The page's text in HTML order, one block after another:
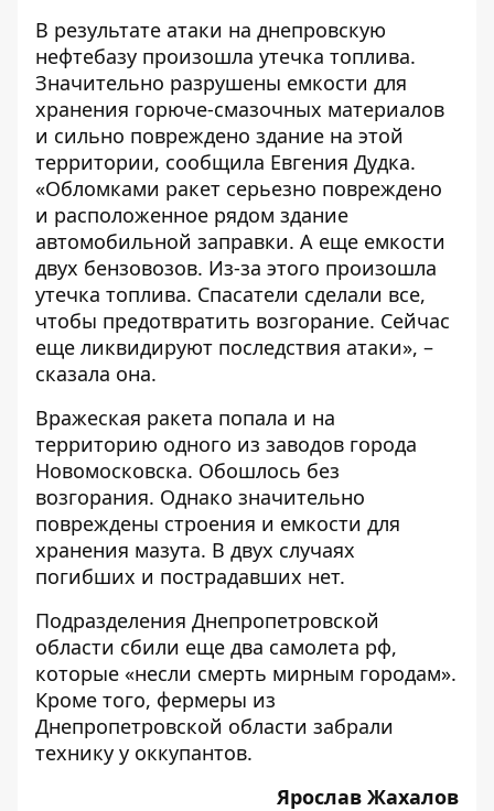
В результате атаки на днепровскую
нефтебазу произошла утечка топлива.
Значительно разрушены емкости для
хранения горюче-смазочных материалов
и сильно повреждено здание на этой
территории, сообщила Евгения Дудка.
«Обломками ракет серьезно повреждено
и расположенное рядом здание
автомобильной заправки. А еще емкости
двух бензовозов. Из-за этого произошла
утечка топлива. Спасатели сделали все,
чтобы предотвратить возгорание. Сейчас
еще ликвидируют последствия атаки», –
сказала она.
Вражеская ракета попала и на
территорию одного из заводов города
Новомосковска. Обошлось без
возгорания. Однако значительно
повреждены строения и емкости для
хранения мазута. В двух случаях
погибших и пострадавших нет.
Подразделения Днепропетровской
области сбили еще два самолета рф,
которые «несли смерть мирным городам».
Кроме того, фермеры из
Днепропетровской области забрали
технику у оккупантов.
Ярослав Жахалов